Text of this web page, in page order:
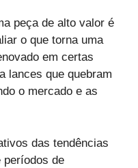
peça de alto valor é
o que torna uma
em certas
lances que quebram
o mercado e as
das tendências
períodos de